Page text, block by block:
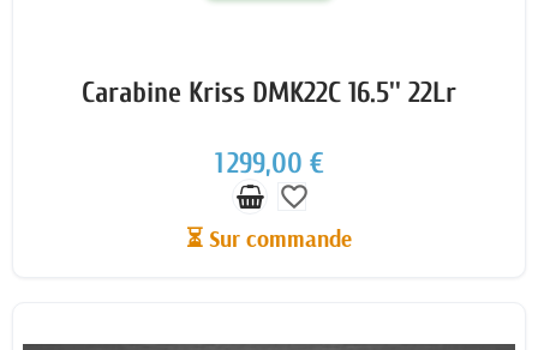
Carabine Kriss DMK22C 16.5'' 22Lr
1 299,00 €
favorite_border
⏳ Sur commande